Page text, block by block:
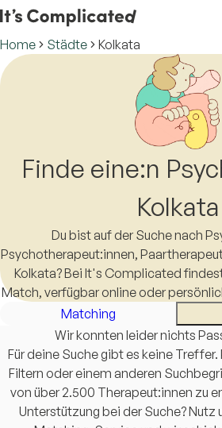
Home Städte Kolkata
Finde eine:n
Kolkata
Du bist auf der Suche nach
Psychotherapeut:innen,
Kolkata? Bei It's Complicated
Match, verfügbar online oder
schon kompliziert genug, eine:n
finden sollte es
Matching
Wir konnten leider nichts
Für deine Suche gibt es keine
Filtern oder einem anderen
von über 2.500 Therapeut:innen zu
Unterstützung bei der Suche? Nutz